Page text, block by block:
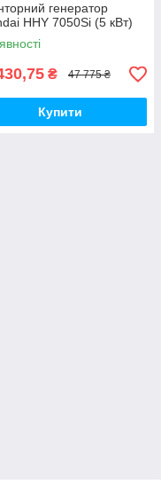
генератор
HHY 7050Si (5 кВт)
₴ 47 775 ₴
Купити